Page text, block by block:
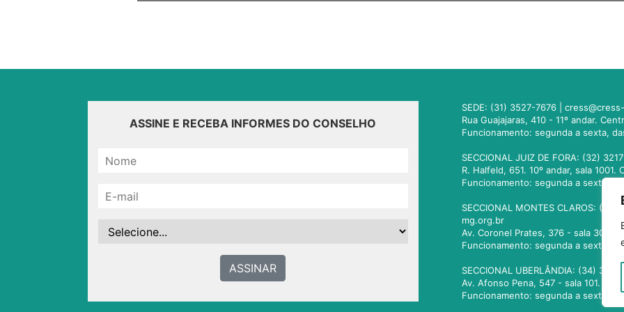
ASSINE E RECEBA INFORMES DO CONSELHO
ASSINAR
SEDE: (31) 3527-7676 |
Rua Guajajaras, 410 - 11º andar.
Funcionamento: segunda a sexta,
SECCIONAL JUIZ DE FORA: (32)
R. Halfeld, 651. 10º andar, sala
Funcionamento: segunda a sexta,
SECCIONAL MONTES CLAROS:
mg.org.br
Av. Coronel Prates, 376 - sala 301.
Funcionamento: segunda a sexta,
SECCIONAL UBERLÂNDIA: (34)
Av. Afonso Pena, 547 - sala 101.
Funcionamento: segunda a sexta,